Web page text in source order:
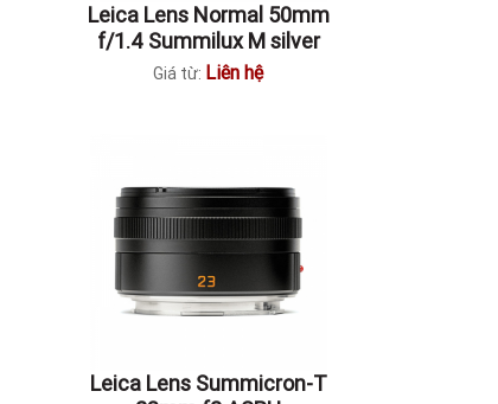
Leica Lens Normal 50mm
f/1.4 Summilux M silver
Giá từ: Liên hệ
Leica Lens Summicron-T